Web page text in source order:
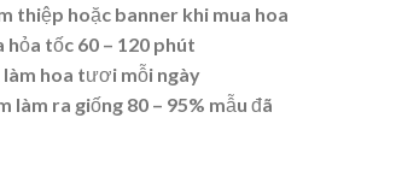
thiệp hoặc banner khi mua hoa
hỏa tốc 60 – 120 phút
làm hoa tươi mỗi ngày
làm ra giống 80 – 95% mẫu đã